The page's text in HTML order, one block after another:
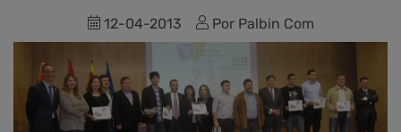
12-04-2013 Por Palbin Com